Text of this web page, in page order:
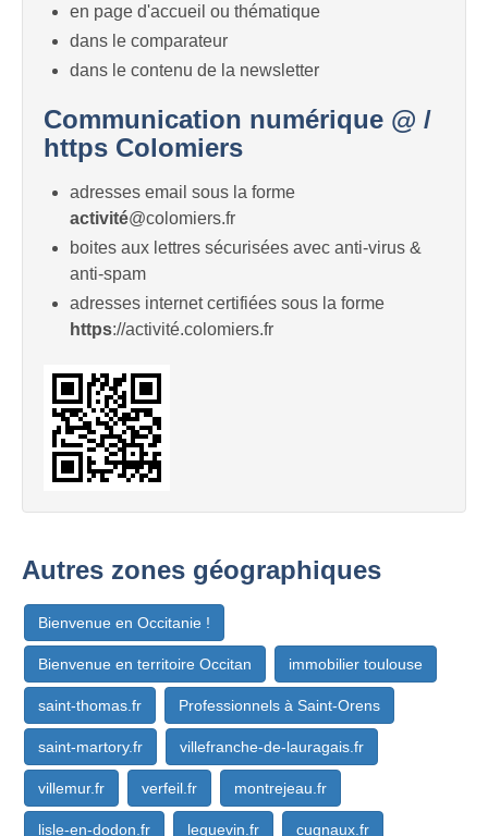
en page d'accueil ou thématique
dans le comparateur
dans le contenu de la newsletter
Communication numérique @ /
https Colomiers
adresses email sous la forme
activité@colomiers.fr
boites aux lettres sécurisées avec anti-virus &
anti-spam
adresses internet certifiées sous la forme
https://activité.colomiers.fr
Autres zones géographiques
Bienvenue en Occitanie !
Bienvenue en territoire Occitan immobilier toulouse
saint-thomas.fr Professionnels à Saint-Orens
saint-martory.fr villefranche-de-lauragais.fr
villemur.fr verfeil.fr montrejeau.fr
lisle-en-dodon.fr leguevin.fr cugnaux.fr